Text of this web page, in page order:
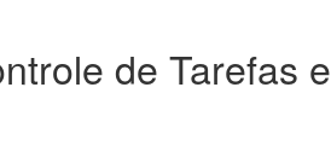
de Tarefas e